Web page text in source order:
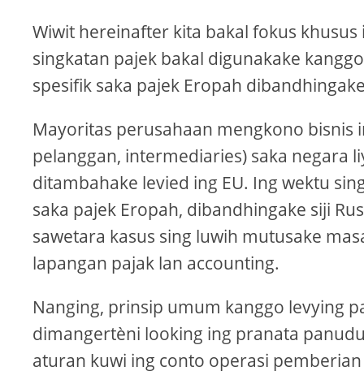
Wiwit hereinafter kita bakal fokus
singkatan pajek bakal digunakake
spesifik saka pajek Eropah
Mayoritas perusahaan mengkono bisnis
pelanggan, intermediaries) saka negara
ditambahake levied ing EU. Ing wektu
saka pajek Eropah, dibandhingake siji
sawetara kasus sing luwih mutusake
lapangan pajak lan accounting.
Nanging, prinsip umum kanggo levying
dimangertèni looking ing pranata
aturan kuwi ing conto operasi